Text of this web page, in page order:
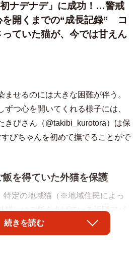
ナデナデ」に成功！…警戒
を開くまでの“成長記録” コ
ていた猫が、今では甘えん
ませるのには大きな困難が伴う。
ずつ心を開いてくれる様子には、
きびさん（@takibi_kurotora）は保
びちゃんを初めて撫でることがで
を得ていた外猫を保護
特定の地域猫（※地域住民によっ
猫）にご飯をあげている近隣アパ
残飯を得ていた。
続きを読む